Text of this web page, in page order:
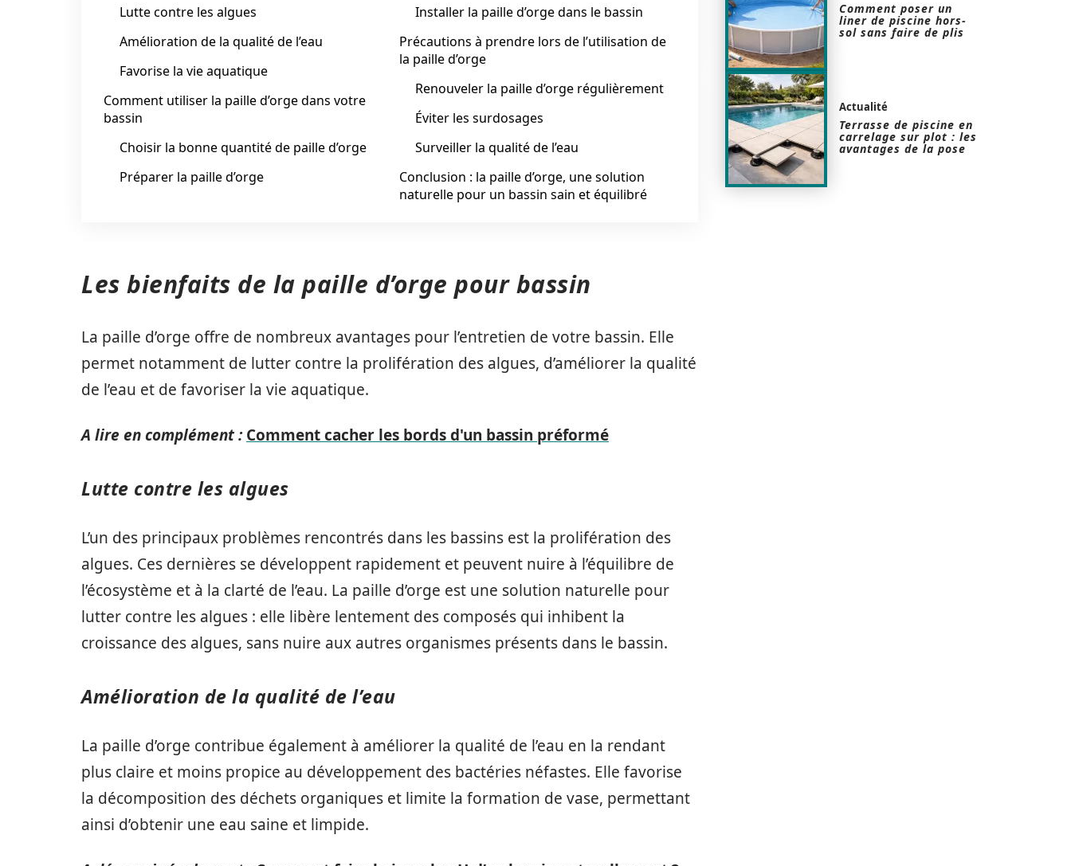
Lutte contre les algues
Amélioration de la qualité de l’eau
Favorise la vie aquatique
Comment utiliser la paille d’orge dans votre
bassin
Choisir la bonne quantité de paille d’orge
Préparer la paille d’orge
Installer la paille d’orge dans le bassin
Précautions à prendre lors de l’utilisation de
la paille d’orge
Renouveler la paille d’orge régulièrement
Éviter les surdosages
Surveiller la qualité de l’eau
Conclusion : la paille d’orge, une solution
naturelle pour un bassin sain et équilibré
Les bienfaits de la paille d’orge pour bassin
La paille d’orge offre de nombreux avantages pour l’entretien de votre bassin. Elle
permet notamment de lutter contre la prolifération des algues, d’améliorer la qualité
de l’eau et de favoriser la vie aquatique.
A lire en complément : Comment cacher les bords d'un bassin préformé
Lutte contre les algues
L’un des principaux problèmes rencontrés dans les bassins est la prolifération des
algues. Ces dernières se développent rapidement et peuvent nuire à l’équilibre de
l’écosystème et à la clarté de l’eau. La paille d’orge est une solution naturelle pour
lutter contre les algues : elle libère lentement des composés qui inhibent la
croissance des algues, sans nuire aux autres organismes présents dans le bassin.
Amélioration de la qualité de l’eau
La paille d’orge contribue également à améliorer la qualité de l’eau en la rendant
plus claire et moins propice au développement des bactéries néfastes. Elle favorise
la décomposition des déchets organiques et limite la formation de vase, permettant
ainsi d’obtenir une eau saine et limpide.
Comment poser un
liner de piscine hors-
sol sans faire de plis
Actualité
Terrasse de piscine en
carrelage sur plot : les
avantages de la pose